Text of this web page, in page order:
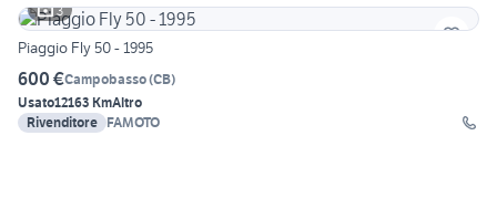
3
Piaggio Fly 50 - 1995
600 €Campobasso(CB)
Usato12163 KmAltro
Rivenditore FAMOTO